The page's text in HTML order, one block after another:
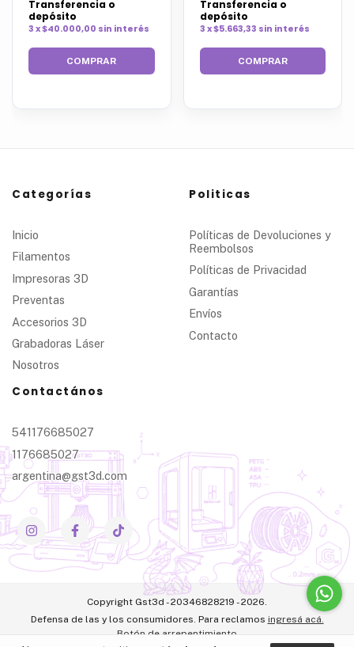
Transferencia o
depósito
3 x $40.000,00 sin interés
Transferencia o
depósito
3 x $5.663,33 sin interés
COMPRAR
Categorías
Inicio
Filamentos
Impresoras 3D
Preventas
Accesorios 3D
Grabadoras Láser
Nosotros
Politicas
Políticas de Devoluciones y
Reembolsos
Políticas de Privacidad
Garantías
Envíos
Contacto
Contactános
541176685027
1176685027
argentina@gst3d.com
Copyright Gst3d - 20346828219 - 2026.
Defensa de las y los consumidores. Para reclamos ingresá acá.
Botón de arrepentimiento